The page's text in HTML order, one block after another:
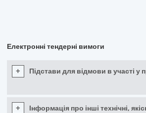
Електронні тендерні вимоги
+ Підстави для відмови в участі у
+
Інформація про інші технічні,